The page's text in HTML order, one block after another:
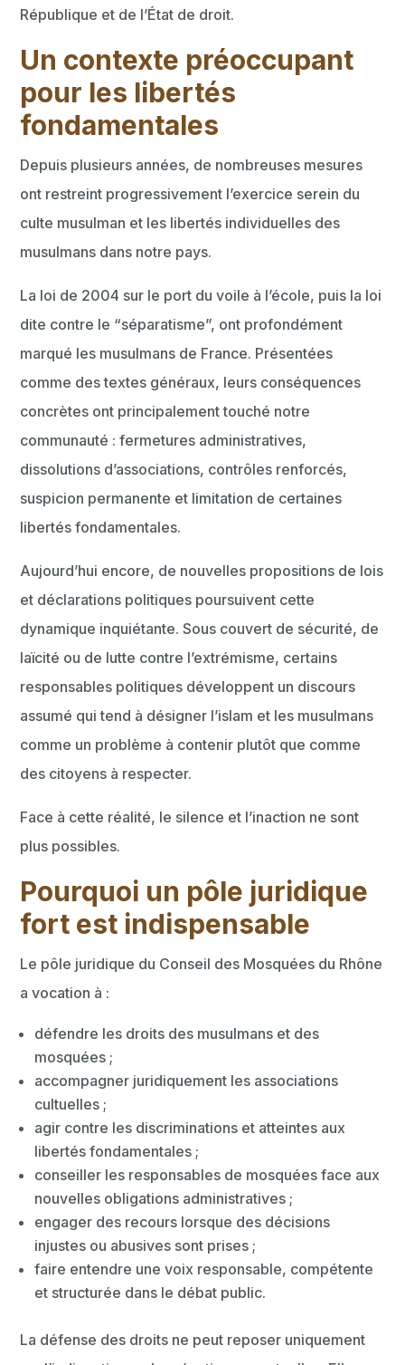
République et de l’État de droit.
Un contexte préoccupant
pour les libertés
fondamentales
Depuis plusieurs années, de nombreuses mesures
ont restreint progressivement l’exercice serein du
culte musulman et les libertés individuelles des
musulmans dans notre pays.
La loi de 2004 sur le port du voile à l’école, puis la loi
dite contre le “séparatisme”, ont profondément
marqué les musulmans de France. Présentées
comme des textes généraux, leurs conséquences
concrètes ont principalement touché notre
communauté : fermetures administratives,
dissolutions d’associations, contrôles renforcés,
suspicion permanente et limitation de certaines
libertés fondamentales.
Aujourd’hui encore, de nouvelles propositions de lois
et déclarations politiques poursuivent cette
dynamique inquiétante. Sous couvert de sécurité, de
laïcité ou de lutte contre l’extrémisme, certains
responsables politiques développent un discours
assumé qui tend à désigner l’islam et les musulmans
comme un problème à contenir plutôt que comme
des citoyens à respecter.
Face à cette réalité, le silence et l’inaction ne sont
plus possibles.
Pourquoi un pôle juridique
fort est indispensable
Le pôle juridique du Conseil des Mosquées du Rhône
a vocation à :
défendre les droits des musulmans et des
mosquées ;
accompagner juridiquement les associations
cultuelles ;
agir contre les discriminations et atteintes aux
libertés fondamentales ;
conseiller les responsables de mosquées face aux
nouvelles obligations administratives ;
engager des recours lorsque des décisions
injustes ou abusives sont prises ;
faire entendre une voix responsable, compétente
et structurée dans le débat public.
La défense des droits ne peut reposer uniquement